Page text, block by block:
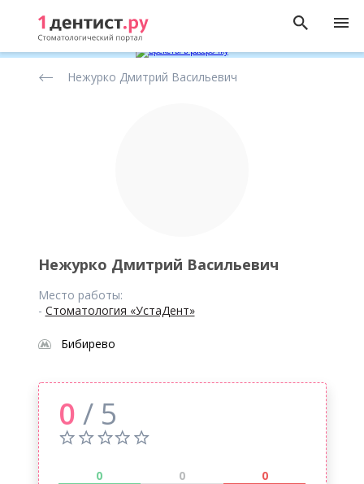
стоматологов
Нежурко Дмитрий Васильевич
Нежурко Дмитрий Васильевич
Место работы:
- Стоматология «УстаДент»
Бибирево
0 / 5
0 0 0